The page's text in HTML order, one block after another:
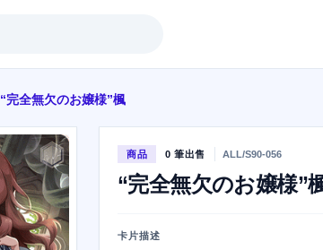
“完全無欠のお嬢様”楓
商品 0 筆出售 ALL/S90-056
“完全無欠のお嬢様”
卡片描述